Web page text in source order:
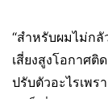
“สำหรับผมไม่ก
เสี่ยงสูงโอกาศติ
ปรับตัวอะไรเพ